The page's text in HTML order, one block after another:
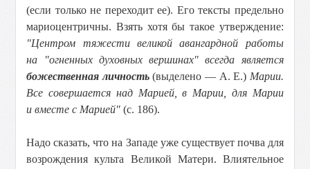
(если только не переходит ее). Его тексты предельно
мариоцентричны. Взять хотя бы такое утверждение:
"Центром тяжести великой авангардной работы
на "огненных духовных вершинах" всегда является
божественная личность(выделено — А. Е.) Марии.
Все совершается над Марией, в Марии, для Марии
и вместе с Марией" (с. 186).
Надо сказать, что на Западе уже существует почва для
возрождения культа Великой Матери. Влиятельное